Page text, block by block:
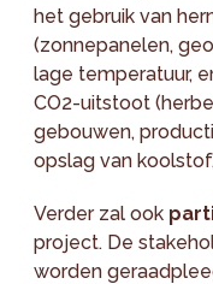
het gebruik van
(zonnepanelen,
lage temperatuur,
CO2-uitstoot
gebouwen,
opslag van
Verder zal ook
project. De
worden